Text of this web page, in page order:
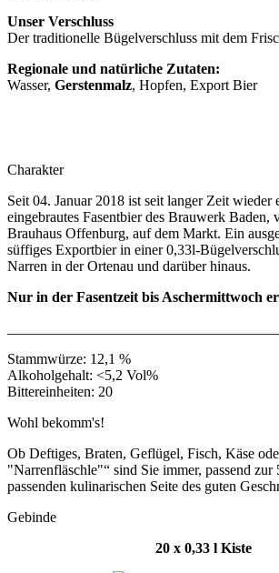
Unser Verschluss
Der traditionelle Bügelverschluss mit dem
Regionale und natürliche Zutaten:
Wasser, Gerstenmalz, Hopfen, Export Bier
Charakter
Seit 04. Januar 2018 ist seit langer Zeit wieder
eingebrautes Fasentbier des Brauwerk Baden,
Brauhaus Offenburg, auf dem Markt. Ein
süffiges Exportbier in einer 0,33l-
Narren in der Ortenau und darüber hinaus.
Nur in der Fasentzeit bis Aschermittwoch
Stammwürze: 12,1 %
Alkoholgehalt: <5,2 Vol%
Bittereinheiten: 20
Wohl bekomm's!
Ob Deftiges, Braten, Geflügel, Fisch, Käse
"Narrenfläschle"“ sind Sie immer, passend zur
passenden kulinarischen Seite des guten
Gebinde
20 x 0,33 l Kiste